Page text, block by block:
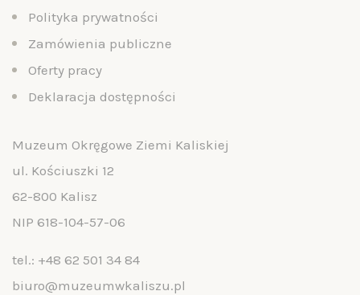
Polityka prywatności
Zamówienia publiczne
Oferty pracy
Deklaracja dostępności
Muzeum Okręgowe Ziemi Kaliskiej
ul. Kościuszki 12
62-800 Kalisz
NIP 618-104-57-06
tel.: +48 62 501 34 84
biuro@muzeumwkaliszu.pl